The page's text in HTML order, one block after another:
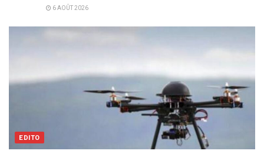
6 AOÛT 2026
EDITO